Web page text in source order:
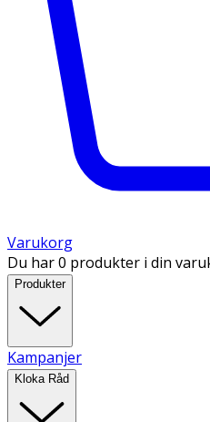
Varukorg
Du har 0 produkter i din
Produkter
Kampanjer
Kloka Råd